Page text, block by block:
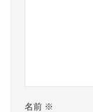
名前 ※